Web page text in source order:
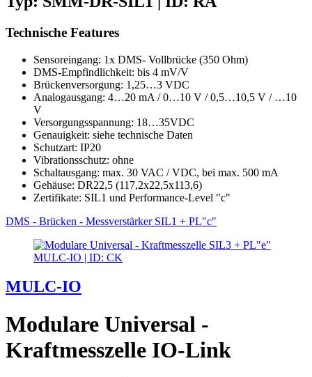
Technische Features
Sensoreingang: 1x DMS- Vollbrücke (350 Ohm)
DMS-Empfindlichkeit: bis 4 mV/V
Brückenversorgung: 1,25…3 VDC
Analogausgang: 4…20 mA / 0…10 V / 0,5…10,5 V / …10
V
Versorgungsspannung: 18…35VDC
Genauigkeit: siehe technische Daten
Schutzart: IP20
Vibrationsschutz: ohne
Schaltausgang: max. 30 VAC / VDC, bei max. 500 mA
Gehäuse: DR22,5 (117,2x22,5x113,6)
Zertifikate: SIL1 und Performance-Level "c"
DMS - Brücken - Messverstärker SIL1 + PL"c"
MULC-IO | ID: CK
MULC-IO
Modulare Universal -
Kraftmesszelle IO-Link